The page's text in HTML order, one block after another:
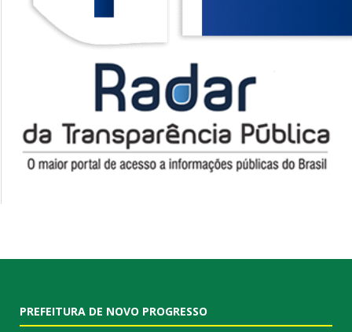
PREFEITURA DE NOVO PROGRESSO